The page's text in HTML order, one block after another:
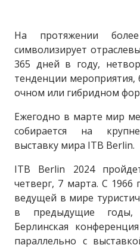
На протяжении
символизирует
365 дней в году,
тенденции мероприятия,
очном или гибридном
Ежегодно в марте мир
собирается на
выставку мира ITB Berlin.
ITB Berlin 2024
четверг, 7 марта. С 1966
ведущей в мире
в предыдущие годы,
Берлинская
параллельно с